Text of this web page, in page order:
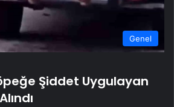
Genel
Şiddet Uygulayan